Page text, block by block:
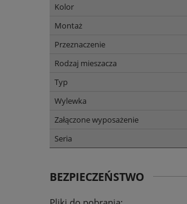
Kolor
Montaż
Przeznaczenie
Rodzaj mieszacza
Typ
Wylewka
Załączone wyposażenie
Seria
BEZPIECZEŃSTWO